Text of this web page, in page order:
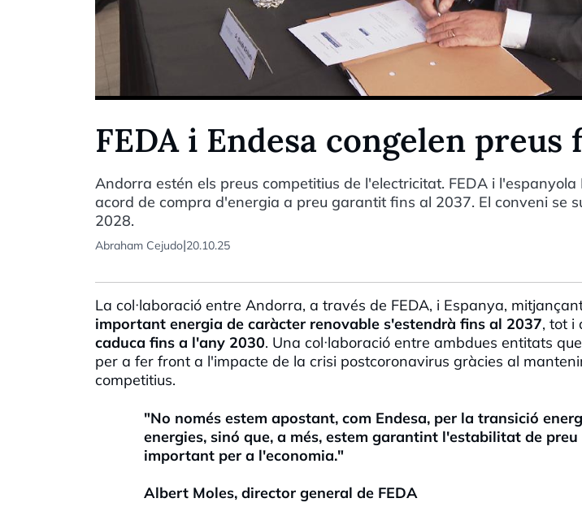
FEDA i Endesa congelen preus
Andorra estén els preus competitius de l'electricitat. FEDA i
acord de compra d'energia a preu garantit fins al 2037. El conveni se
2028.
Abraham Cejudo|20.10.25
La col·laboració entre Andorra, a través de FEDA, i Espanya,
important energia de caràcter renovable s'estendrà fins al 2037, tot i
caduca fins a l'any 2030. Una col·laboració entre ambdues entitats
per a fer front a l'impacte de la crisi postcoronavirus gràcies al
competitius.
"No només estem apostant, com Endesa, per la transició
energies, sinó que, a més, estem garantint l'estabilitat de
important per a l'economia."
Albert Moles, director general de FEDA